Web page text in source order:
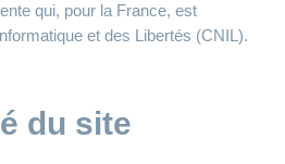
qui, pour la France, est
et des Libertés (CNIL).
du site